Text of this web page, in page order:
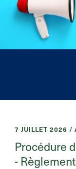
7 JUILLET 2026 /
Procédure
-